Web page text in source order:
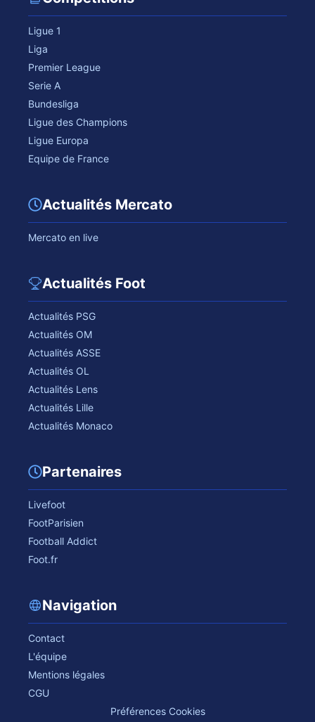
Ligue 1
Liga
Premier League
Serie A
Bundesliga
Ligue des Champions
Ligue Europa
Equipe de France
Actualités Mercato
Mercato en live
Actualités Foot
Actualités PSG
Actualités OM
Actualités ASSE
Actualités OL
Actualités Lens
Actualités Lille
Actualités Monaco
Partenaires
Livefoot
FootParisien
Football Addict
Foot.fr
Navigation
Contact
L'équipe
Mentions légales
CGU
Préférences Cookies